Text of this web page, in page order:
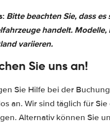
Bitte beachten Sie, dass
handelt.
variieren.
Sie uns an!
Sie Hilfe bei der
an. Wir sind täglich für
Alternativ können Sie